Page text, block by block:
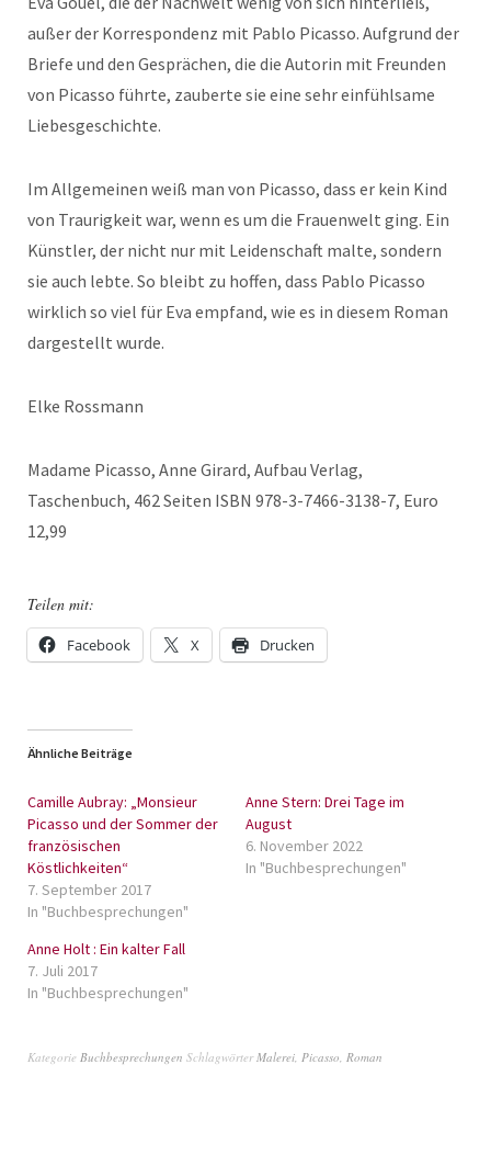
außer der Korrespondenz mit Pablo Picasso. Aufgrund der
Briefe und den Gesprächen, die die Autorin mit Freunden
von Picasso führte, zauberte sie eine sehr einfühlsame
Liebesgeschichte.
Im Allgemeinen weiß man von Picasso, dass er kein Kind
von Traurigkeit war, wenn es um die Frauenwelt ging. Ein
Künstler, der nicht nur mit Leidenschaft malte, sondern
sie auch lebte. So bleibt zu hoffen, dass Pablo Picasso
wirklich so viel für Eva empfand, wie es in diesem Roman
dargestellt wurde.
Elke Rossmann
Madame Picasso, Anne Girard, Aufbau Verlag,
Taschenbuch, 462 Seiten ISBN 978-3-7466-3138-7, Euro
12,99
Teilen mit:
Facebook X Drucken
Ähnliche Beiträge
Camille Aubray: „Monsieur
Picasso und der Sommer der
französischen
Köstlichkeiten“
7. September 2017
In "Buchbesprechungen"
Anne Stern: Drei Tage im
August
6. November 2022
In "Buchbesprechungen"
Anne Holt : Ein kalter Fall
7. Juli 2017
In "Buchbesprechungen"
Kategorie Buchbesprechungen SchlagwörterMalerei, Picasso, Roman